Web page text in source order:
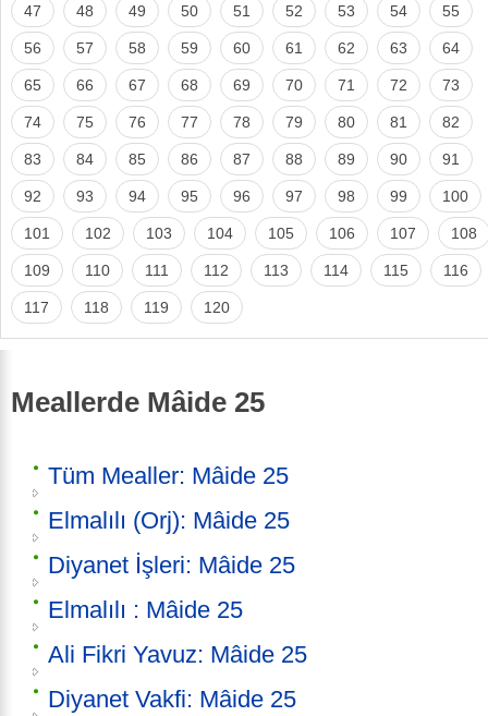
47 48 49 50 51 52 53 54 55
56 57 58 59 60 61 62 63 64
65 66 67 68 69 70 71 72 73
74 75 76 77 78 79 80 81 82
83 84 85 86 87 88 89 90 91
92 93 94 95 96 97 98 99 100
101 102 103 104 105 106 107 108
109 110 111 112 113 114 115 116
117 118 119 120
Meallerde Mâide 25
Tüm Mealler: Mâide 25
Elmalılı (Orj): Mâide 25
Diyanet İşleri: Mâide 25
Elmalılı : Mâide 25
Ali Fikri Yavuz: Mâide 25
Diyanet Vakfi: Mâide 25